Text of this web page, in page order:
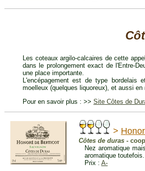
Les coteaux argilo-calcaires de cette
dans le prolongement exact de l'Entre-
une place importante.
L'encépagement est de type
moelleux (quelques liquoreux), et aussi en
Pour en savoir plus : >> Site Côtes de
>
Côtes de duras -
Nez aromatique
aromatique
Prix : A-